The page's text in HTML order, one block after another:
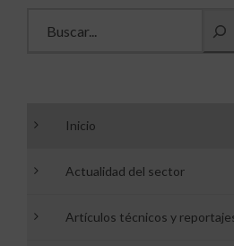
Inicio
Actualidad del sector
Artículos técnicos y